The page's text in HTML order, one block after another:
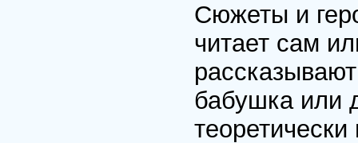
Сюжеты и
читает сам
бабушка или